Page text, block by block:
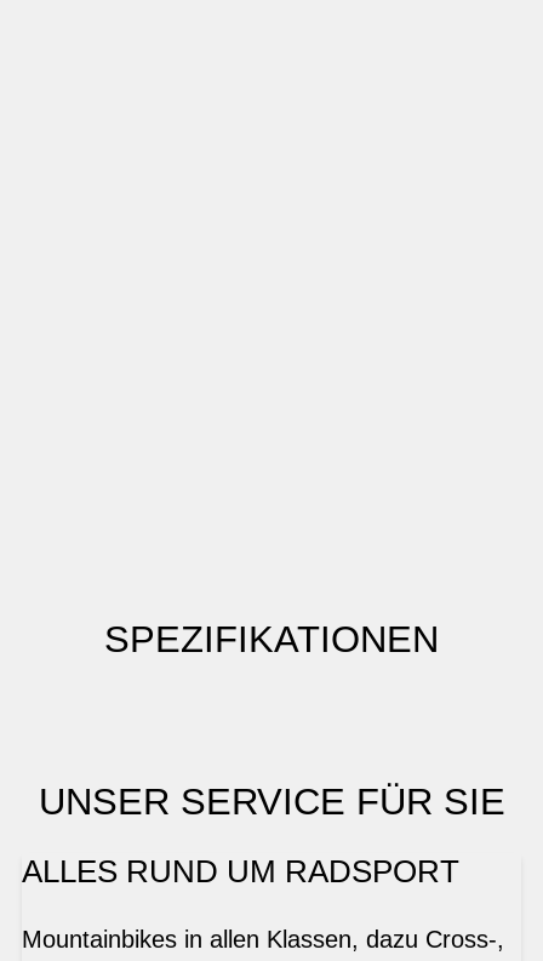
SPEZIFIKATIONEN
UNSER SERVICE FÜR SIE
ALLES RUND UM RADSPORT
Mountainbikes in allen Klassen, dazu Cross-,